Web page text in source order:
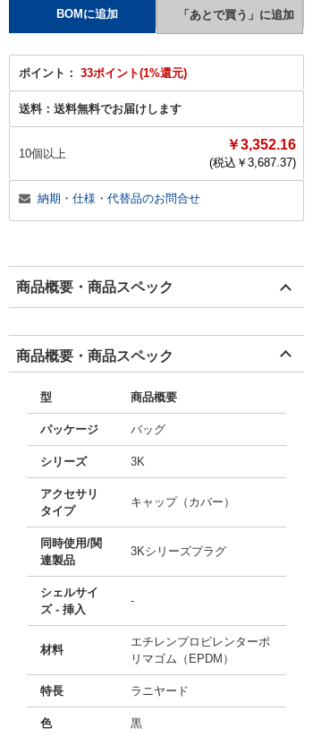
ポイント： 33ポイント(1%還元)
送料： 送料無料でお届けします
10個以上
￥3,352.16
(税込￥ 3,687.37)
納期・仕様・代替品のお問合せ
商品概要・商品スペック
商品概要・商品スペック
型 商品概要
パッケージ バッグ
シリーズ 3K
アクセサリ
タイプ
キャップ（カバー）
同時使用/関
連製品
3Kシリーズプラグ
シェルサイ
ズ - 挿入
-
材料
エチレンプロピレンターポ
リマゴム（EPDM）
特長 ラニヤード
色 黒